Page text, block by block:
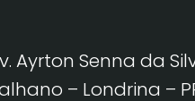
Ayrton Senna da
– Londrina –